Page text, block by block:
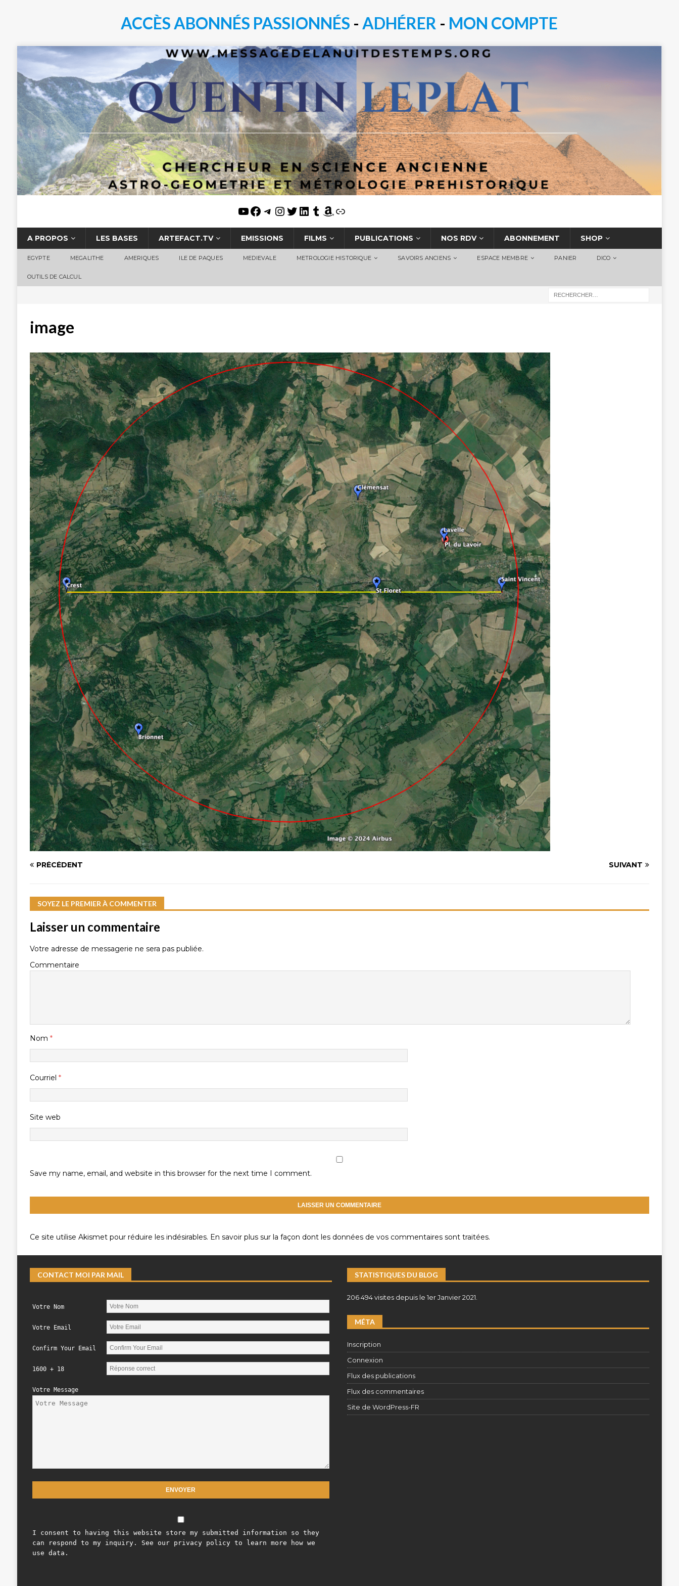
ACCÈS ABONNÉS PASSIONNÉS -ADHÉRER - MON COMPTE
A PROPOS LES BASES ARTEFACT.TV EMISSIONS FILMS PUBLICATIONS NOS RDV ABONNEMENT SHOP
EGYPTE MEGALITHE AMERIQUES ILE DE PAQUES MEDIEVALE METROLOGIE HISTORIQUE SAVOIRS ANCIENS ESPACE MEMBRE PANIER DICO
OUTILS DE CALCUL
image
PRÉCÉDENT SUIVANT
SOYEZ LE PREMIER À COMMENTER
Laisser un commentaire
Votre adresse de messagerie ne sera pas publiée.
Commentaire
Nom *
Courriel *
Site web
Save my name, email, and website in this browser for the next time I comment.
Ce site utilise Akismet pour réduire les indésirables. En savoir plus sur la façon dont les données de vos commentaires sont traitées.
CONTACT MOI PAR MAIL
Votre Nom
Votre Email
Confirm Your Email
1600 + 18
Votre Message
I consent to having this website store my submitted information so they
can respond to my inquiry. See our privacy policy to learn more how we
use data.
STATISTIQUES DU BLOG
206 494 visites depuis le 1er Janvier 2021.
MÉTA
Inscription
Connexion
Flux des publications
Flux des commentaires
Site de WordPress-FR